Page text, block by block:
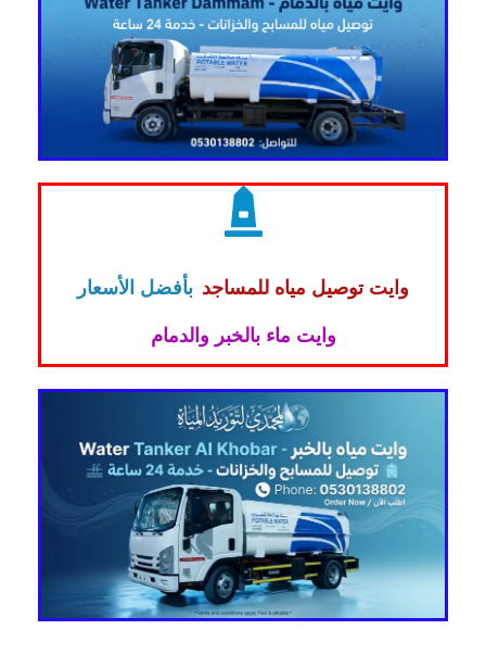
وايت توصيل مياه للمساجد بأفضل الأسعار
وايت ماء بالخبر والدمام